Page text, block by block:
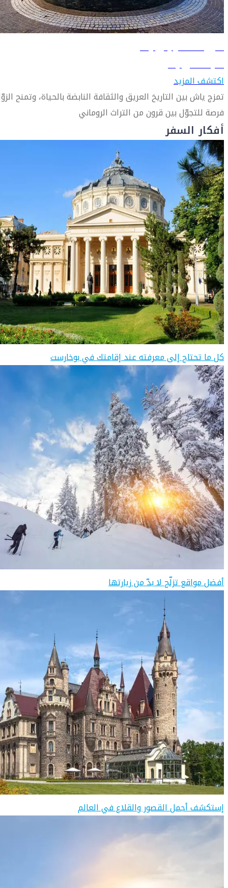
دليل السفر إلى ياش
تعرّف على ياش
اكتشف المزيد
تمزج ياش بين التاريخ العريق والثقافة النابضة بالحياة، وتمنح
فرصة للتجوّل بين قرون من التراث الروماني
أفكار السفر
كل ما تحتاج إلى معرفته عند إقامتك في بوخارست
أفضل مواقع تزلّج لا بدّ من زيارتها
إستكشف أجمل القصور والقلاع في العالم